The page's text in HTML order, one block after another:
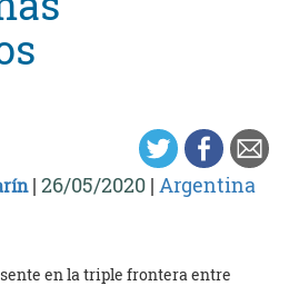
| 26/05/2020 | Argentina
en la triple frontera entre